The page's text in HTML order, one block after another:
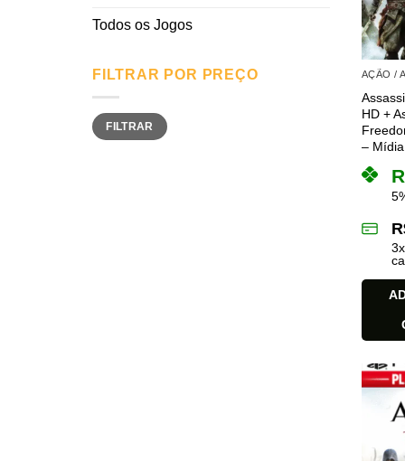
Todos os Jogos
FILTRAR POR PREÇO
Preço
mínimo
Preço
máximo
FILTRAR
AÇÃO /
HD +
–
3